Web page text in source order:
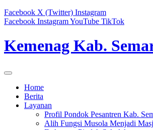
Facebook X (Twitter) Instagram
Facebook InstagramYouTube TikTok
Kemenag Kab.
Home
Berita
Layanan
Profil Pondok Pesantren Kab.
Alih Fungsi Musola Menjadi